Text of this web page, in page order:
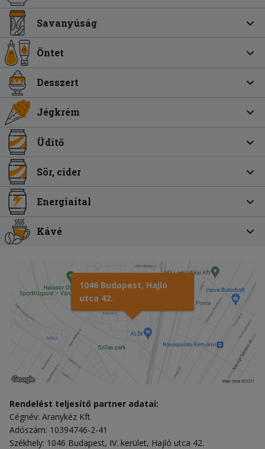
Savanyúság
Öntet
Desszert
Jégkrém
Üdítő
Sör, cider
Energiaital
Kávé
1046 Budapest, Hajló
utca 42.
Rendelést teljesítő partner adatai:
Cégnév: Aranykéz Kft.
Adószám: 10394746-2-41
Székhely: 1046 Budapest, IV. kerület, Hajló utca 42.